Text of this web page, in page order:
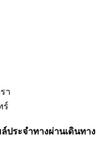
า
ร์
ประจำทางผ่านเดินทาง